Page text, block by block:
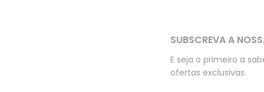
SUBSCREVA A
E seja o primeiro a
ofertas exclusivas.